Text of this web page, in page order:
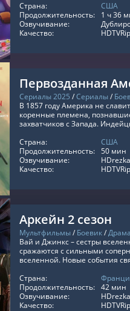
Страна:
США
Продолжительность:
1 ч 36
Озвучивание:
Качество:
HDTVRip
Первозданная
Сериалы 2025 /Сериалы/
В 1857 году Америка не
коренные племена,
захватчиков с Запада.
Страна:
США
Продолжительность: 50 мин
Озвучивание:
Качество:
HDTVRip
Аркейн 2 сезон
Мультфильмы/ Боевик/Драма
Вай и Джинкс – сестры
сражаются с сильными
вселенной. Новые события
Страна:
Продолжительность: 42 мин
Озвучивание:
Качество:
HDTVRip